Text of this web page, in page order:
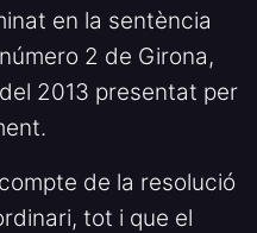
en la sentència
2 de Girona,
2013 presentat per
de la resolució
tot i que el